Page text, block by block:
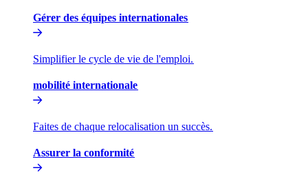
Gérer des équipes internationales​​
Simplifier le cycle de vie de l'emploi.​​
mobilité internationale​​
Faites de chaque relocalisation un succès.​​
Assurer la conformité​​